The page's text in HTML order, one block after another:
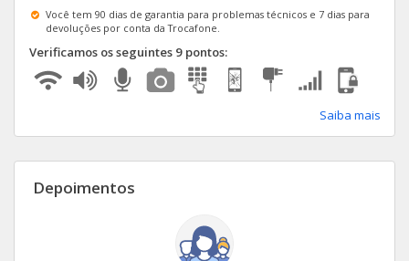
Galaxy J7
Ver todos Samsung
Você tem 90 dias de garantia para problemas técnicos e 7 dias para
devoluções por conta da Trocafone.
Verificamos os seguintes 9 pontos:
Saiba mais
Depoimentos